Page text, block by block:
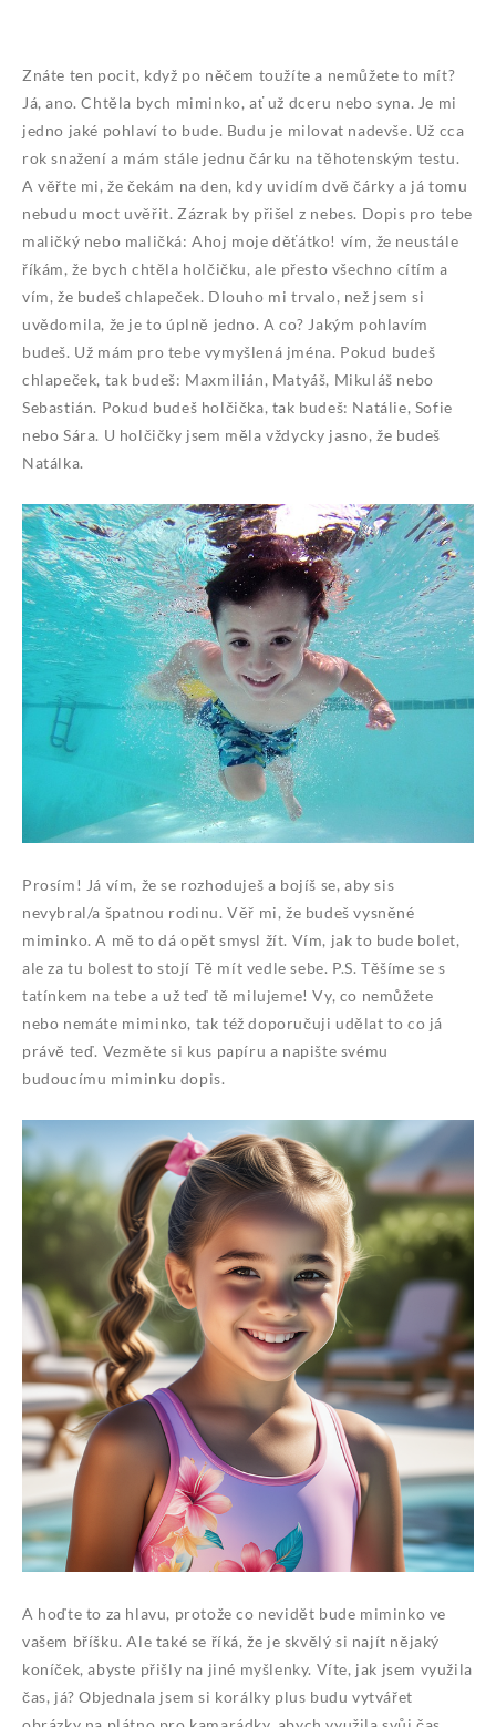
Znáte ten pocit, když po něčem toužíte a nemůžete to mít?
Já, ano. Chtěla bych miminko, ať už dceru nebo syna. Je mi
jedno jaké pohlaví to bude. Budu je milovat nadevše. Už cca
rok snažení a mám stále jednu čárku na těhotenským testu.
A věřte mi, že čekám na den, kdy uvidím dvě čárky a já tomu
nebudu moct uvěřit. Zázrak by přišel z nebes. Dopis pro tebe
maličký nebo maličká: Ahoj moje děťátko! vím, že neustále
říkám, že bych chtěla holčičku, ale přesto všechno cítím a
vím, že budeš chlapeček. Dlouho mi trvalo, než jsem si
uvědomila, že je to úplně jedno. A co? Jakým pohlavím
budeš. Už mám pro tebe vymyšlená jména. Pokud budeš
chlapeček, tak budeš: Maxmilián, Matyáš, Mikuláš nebo
Sebastián. Pokud budeš holčička, tak budeš: Natálie, Sofie
nebo Sára. U holčičky jsem měla vždycky jasno, že budeš
Natálka.
Prosím! Já vím, že se rozhoduješ a bojíš se, aby sis
nevybral/a špatnou rodinu. Věř mi, že budeš vysněné
miminko. A mě to dá opět smysl žít. Vím, jak to bude bolet,
ale za tu bolest to stojí Tě mít vedle sebe. P.S. Těšíme se s
tatínkem na tebe a už teď tě milujeme!Vy, co nemůžete
nebo nemáte miminko, tak též doporučuji udělat to co já
právě teď. Vezměte si kus papíru a napište svému
budoucímu miminku dopis.
A hoďte to za hlavu, protože co nevidět bude miminko ve
vašem bříšku.Ale také se říká, že je skvělý si najít nějaký
koníček, abyste přišly na jiné myšlenky. Víte, jak jsem využila
čas, já? Objednala jsem si korálky plus budu vytvářet